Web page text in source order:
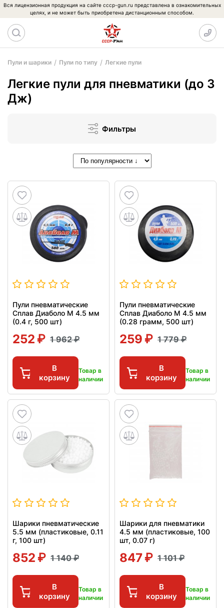
Вся лицензионная продукция на сайте cccp-gun.ru представлена в ознакомительных
целях, и не может быть приобретена дистанционным способом.
Пули и шарики Пули по типу Легкие пули
Легкие пули для пневматики (до 3
Дж)
Фильтры
Пули пневматические
Сплав Диаболо М 4.5 мм
(0.4 г, 500 шт)
252 1 962
В
корзину
Товар в
наличии
Пули пневматические
Сплав Диаболо М 4.5 мм
(0.28 грамм, 500 шт)
259 1 779
В
корзину
Товар в
наличии
Шарики пневматические
5.5 мм (пластиковые, 0.11
г, 100 шт)
852 1 140
В
корзину
Товар в
наличии
Шарики для пневматики
4.5 мм (пластиковые, 100
шт, 0.07 г)
847 1 101
В
корзину
Товар в
наличии